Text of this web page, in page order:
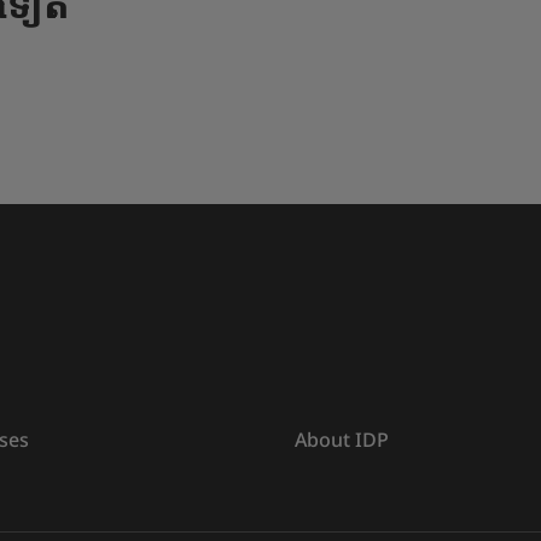
About IDP